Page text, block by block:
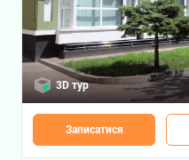
3D тур
Записатися